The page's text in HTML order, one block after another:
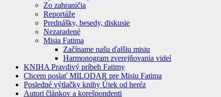
Zo zahraničia
Reportáže
Prednášky, besedy, diskusie
Nezaradené
Misia Fatima
Začíname našu ďalšiu misiu
Harmonogram zverejňovania videí
KNIHA Pravdivý príbeh Fatimy
Chcem poslať MILODAR pre Misiu Fatima
Posledné výtlačky knihy Útek od heréz
Autori článkov a korešpondenti